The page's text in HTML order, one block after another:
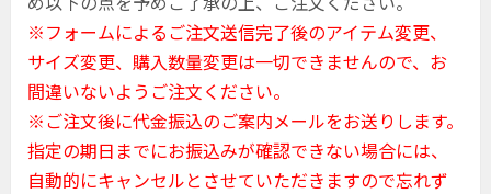
※フォームによるご注文送信完了後のアイテム変更、
サイズ変更、購入数量変更は一切できませんので、お
間違いないようご注文ください。
※ご注文後に代金振込のご案内メールをお送りします。
指定の期日までにお振込みが確認できない場合には、
自動的にキャンセルとさせていただきますので忘れず